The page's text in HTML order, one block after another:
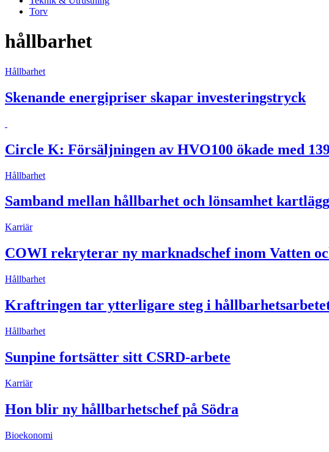
Torv
hållbarhet
Hållbarhet
Skenande energipriser skapar investeringstryck
Circle K: Försäljningen av HVO100 ökade med
Hållbarhet
Samband mellan hållbarhet och lönsamhet
Karriär
COWI rekryterar ny marknadschef inom Vatten
Hållbarhet
Kraftringen tar ytterligare steg i
Hållbarhet
Sunpine fortsätter sitt CSRD-arbete
Karriär
Hon blir ny hållbarhetschef på Södra
Bioekonomi